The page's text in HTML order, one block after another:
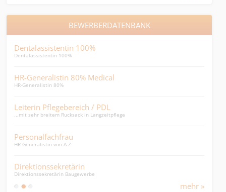
BEWERBERDATENBANK
Dentalassistentin 100%
Dentalassistentin 100%
HR-Generalistin 80% Medical
HR-Generalistin 80%
Leiterin Pflegebereich / PDL
...mit sehr breitem Rucksack in Langzeitpflege
Personalfachfrau
HR Generalistin von A-Z
Direktionssekretärin
Direktionssekretärin Baugewerbe
mehr »